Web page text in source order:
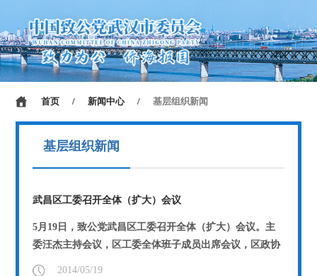
首页 / 新闻中心 / 基层组织新闻
基层组织新闻
武昌区工委召开全体（扩大）会议
5月19日，致公党武昌区工委召开全体（扩大）会议。主
委汪杰主持会议，区工委全体班子成员出席会议，区政协
2014/05/19